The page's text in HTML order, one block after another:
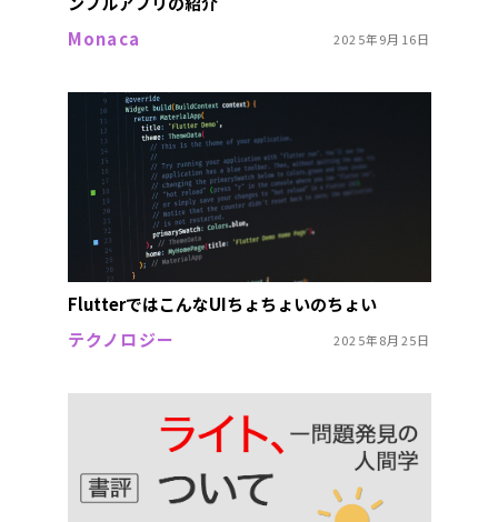
Monaca
2025年9月16日
FlutterではこんなUIちょちょいのちょい
テクノロジー
2025年8月25日